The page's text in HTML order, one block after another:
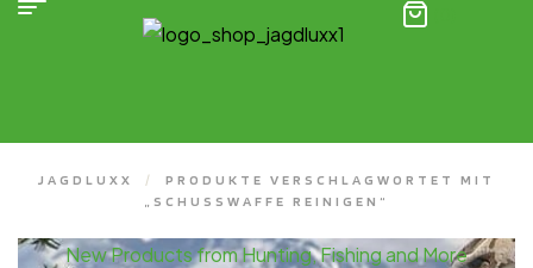
JAGDLUXX /
PRODUKTE VERSCHLAGWORTET MIT
„SCHUSSWAFFE REINIGEN“
New Products from Hunting, Fishing and More